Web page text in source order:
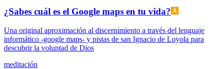
¿Sabes cuál es el Google maps en tu vida?
Una original aproximación al discernimiento a través del lenguaje
informático -google maps- y pistas de san Ignacio de Loyola para
descubrir la voluntad de Dios
meditación